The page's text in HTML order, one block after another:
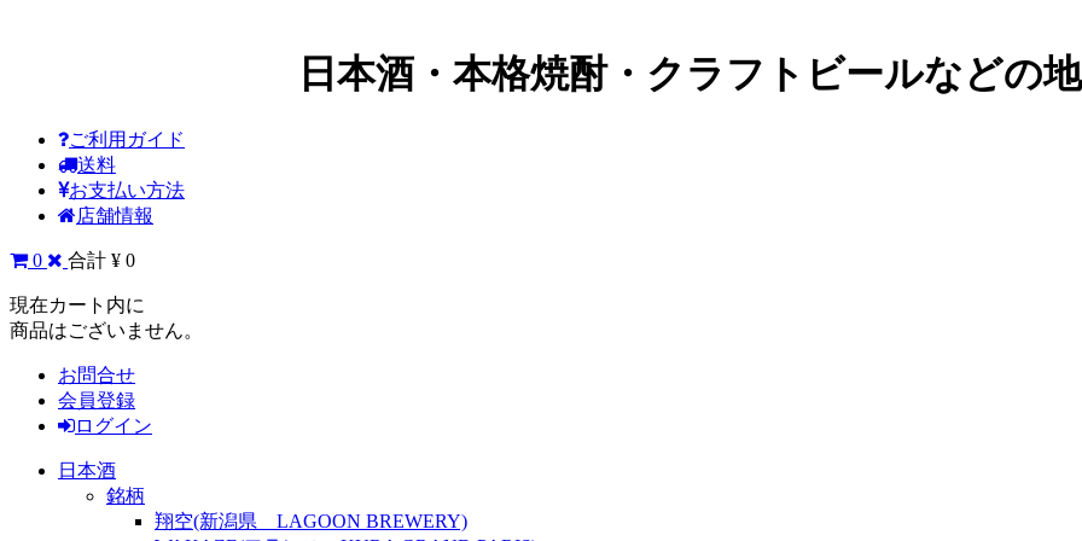
日本酒・本格焼酎・クラフトビールなどの
ご利用ガイド
送料
お支払い方法
店舗情報
0 合計 ¥ 0
現在カート内に
商品はございません。
お問合せ
会員登録
ログイン
日本酒
銘柄
翔空(新潟県 LAGOON BREWERY)